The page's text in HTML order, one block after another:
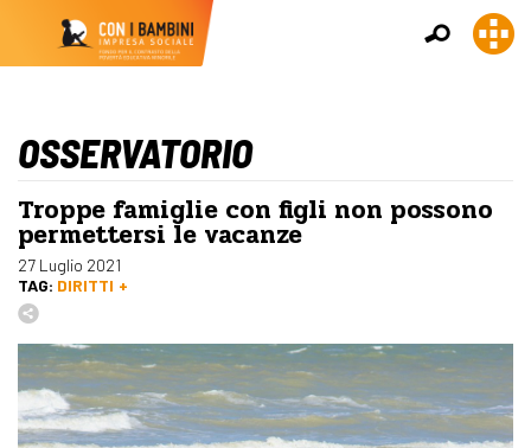
OSSERVATORIO
Troppe famiglie con figli non possono
permettersi le vacanze
27 Luglio 2021
TAG: DIRITTI